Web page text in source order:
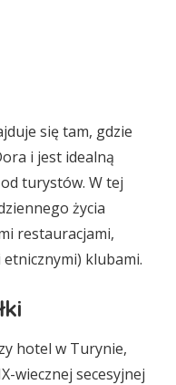
się tam, gdzie
i jest idealną
turystów. W tej
życia
restauracjami,
klubami.
hotel w Turynie,
wiecznej secesyjnej